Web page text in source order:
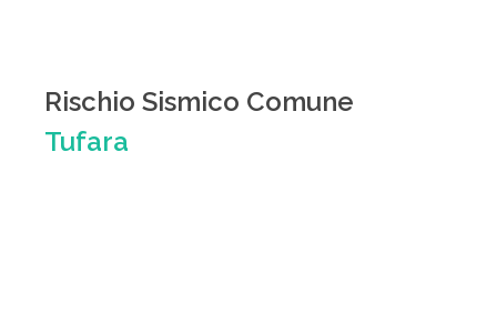
Rischio Sismico Comune
Tufara